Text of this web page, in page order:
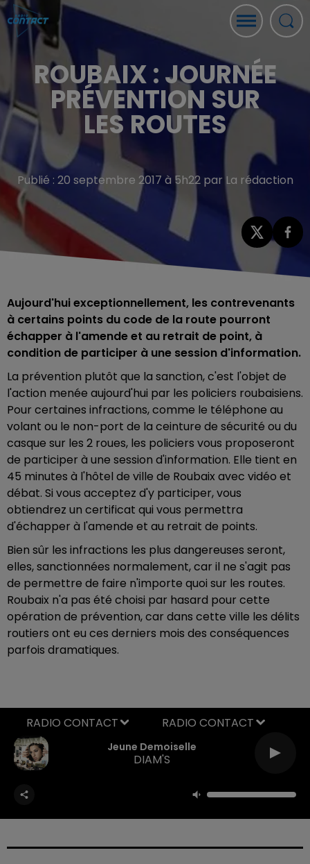
ROUBAIX : JOURNÉE
PRÉVENTION SUR
LES ROUTES
Publié : 20 septembre 2017 à 5h22 par La rédaction
Aujourd'hui exceptionnellement, les contrevenants
à certains points du code de la route pourront
échapper à l'amende et au retrait de point, à
condition de participer à une session d'information.
La prévention plutôt que la sanction, c'est l'objet de
l'action menée aujourd'hui par les policiers roubaisiens.
Pour certaines infractions, comme le téléphone au
volant ou le non-port de la ceinture de sécurité ou du
casque sur les 2 roues, les policiers vous proposeront
de participer à une session d'information. Elle tient en
45 minutes à l'hôtel de ville de Roubaix avec vidéo et
débat. Si vous acceptez d'y participer, vous
obtiendrez un certificat qui vous permettra
d'échapper à l'amende et au retrait de points.
Bien sûr les infractions les plus dangereuses seront,
elles, sanctionnées normalement, car il ne s'agit pas
de permettre de faire n'importe quoi sur les routes.
Roubaix n'a pas été choisi par hasard pour cette
opération de prévention, car dans cette ville les délits
routiers ont eu ces derniers mois des conséquences
parfois dramatiques.
Jeune Demoiselle
DIAM'S
RADIO CONTACT